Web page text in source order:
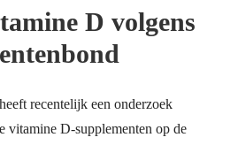
D volgens
recentelijk een onderzoek
vitamine D-supplementen op de